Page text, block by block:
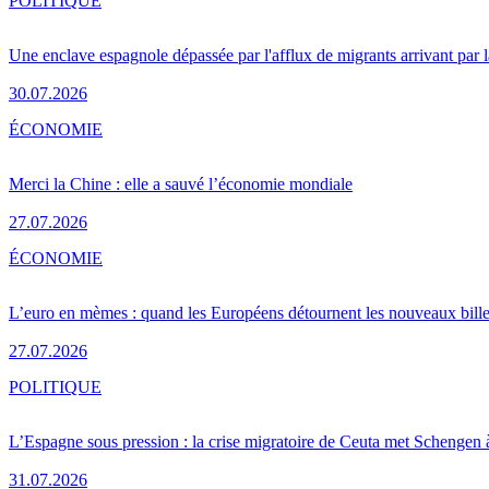
Une enclave espagnole dépassée par l'afflux de migrants arrivant par
30.07.2026
Merci la Chine : elle a sauvé l’économie mondiale
27.07.2026
ÉCONOMIE
L’euro en mèmes : quand les Européens détournent les nouveaux
27.07.2026
ÉCONOMIE
L’Espagne sous pression : la crise migratoire de Ceuta met Schengen
31.07.2026
POLITIQUE